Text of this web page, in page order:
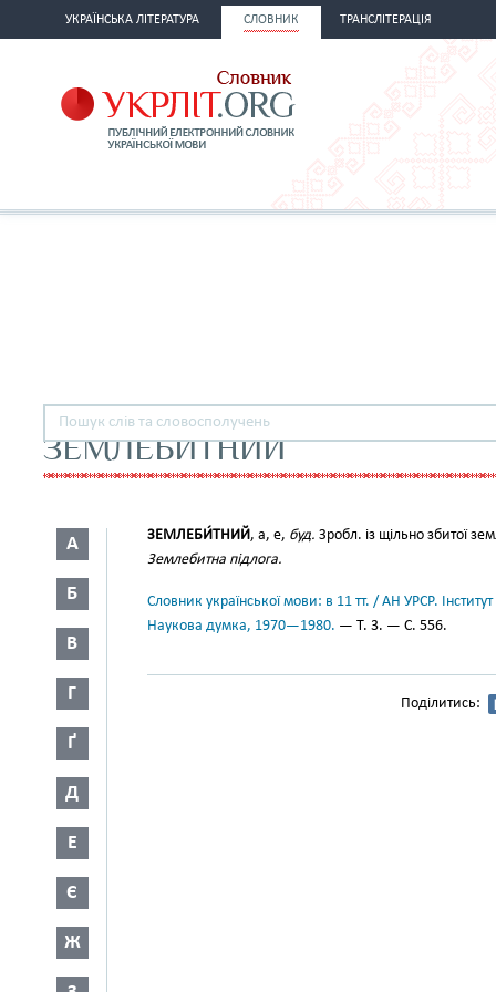
УКРАЇНСЬКА ЛІТЕРАТУРА СЛОВНИК ТРАНСЛІТЕРАЦІЯ
ЗЕМЛЕБИТНИЙ
А
Б
В
Г
Ґ
Д
Е
Є
Ж
ЗЕМЛЕБИ́ТНИЙ, а, е, буд. Зробл. із щільно збитої
Землебитна підлога.
Словник української мови: в 11 тт. / АН УРСР.
Наукова думка, 1970—1980. — Т. 3. — С. 556.
Поділитись: